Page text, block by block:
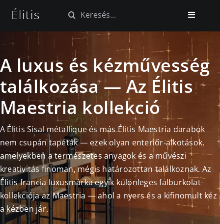
Kihagyás
Élitis
Toggle
Kezdőlap
Tapéta kollekciók
Szövet kollekciók
Keresés...
A luxus és kézművesség
találkozása — Az Élitis
Maestria kollekció
A Élitis Sisal métallique és más Élitis Maestria darabok
nem csupán tapéták — ezek olyan enteriőr-alkotások,
amelyekben a természetes anyagok és a művészi
kreativitás finoman, mégis határozottan találkoznak. Az
Élitis francia luxusmárka egyik különleges falburkolat-
kollekciója az Maestria — ahol a nyers és a kifinomult kéz
a kézben jár.